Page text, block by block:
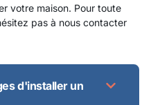
votre maison. Pour toute
pas à nous contacter
d'installer un